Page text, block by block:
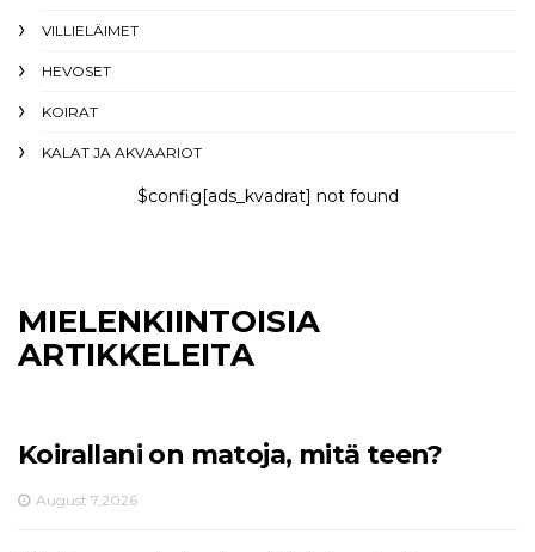
VILLIELÄIMET
HEVOSET
KOIRAT
KALAT JA AKVAARIOT
$config[ads_kvadrat] not found
MIELENKIINTOISIA
ARTIKKELEITA
Koirallani on matoja, mitä teen?
August 7,2026